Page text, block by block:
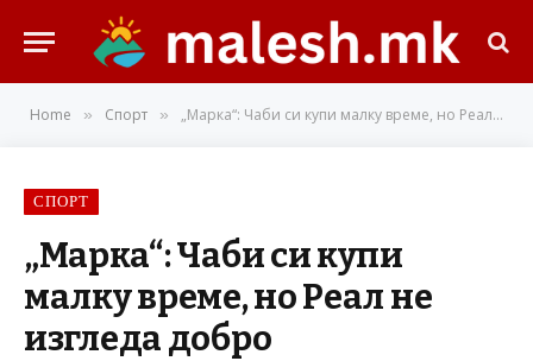
Home » Спорт » „Марка“: Чаби си купи малку време, но Реал не изгледа добро
СПОРТ
„Марка“: Чаби си купи
малку време, но Реал не
изгледа добро